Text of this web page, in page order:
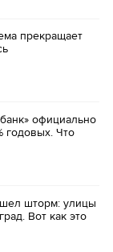
прекращает
официально
годовых. Что
шторм: улицы
Вот как это